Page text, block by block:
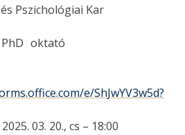
Pszichológiai Kar
PhD oktató
e/ShJwYV3w5d?
2025. 03. 20., cs – 18:00